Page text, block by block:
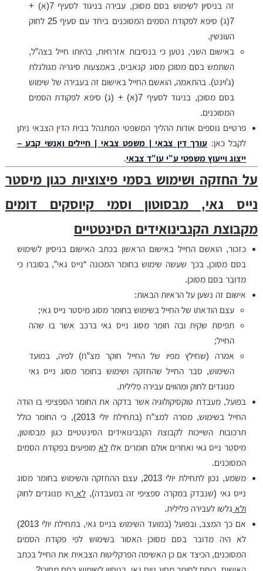
זה בניסיון לשימוש בסם מסוכן, עבירה בניגוד לסעיף 7(א) +
7(ג) סיפא לפקודת הסמים המסוכנים ביחד עם סעיף 25 לחוק
העונשין.
באישום השני, נטען כי בנסיבות אזרחיות, בהיותו חייל בצה”ל,
השתמש בסם מסוכן מסוג קנאביס, באמצעות סיגריה מגולגלת
(ג’וינט). בהתאמה, הואשם החייל באישום זה בעבירה של שימוש
בסם מסוכן, בניגוד לסעיף 7(א) + (ג) סיפא לפקודת הסמים
המסוכנים.
פרטיים נוספים אודות ההליך המשפטי המתנהל בבית הדין הצבאי ניתן
לקבל כאן: עורך דין צבאי | משפט צבאי | חיילים ואנשי קבע –
ייצוג וייעוץ משפטי ע”י עו”ד צבאי.
על החזקה ושימוש בסמי פיצוציות כגון מיסטר
נייס גאי, מבסוטון וסמי קיוסקים דומים
מקבוצת הקנבינואידים הסינטטיים
כזכור, הואשם החייל באישום הראשון בכתב האישום בניסיון לשימוש
בסם מסוכן, בכך שעשה שימוש בחומר המכונה “נייס גאי”, בסוברו כי
מדובר בסם מסוכן.
אישום זה נשען על הראיות הבאות:
עצם הודאתו של החייל בשימוש בחומר מסוג מיסטר נייס גאי;
תפיסת שקית ובה חומר מסוג נייס גאי ברכב אשר בו שהה
החייל;
אמרה (שחילץ מפיו של החייל חוקר מצ”ח) לפיה, במועד
השימוש, סבר החייל שהחזקה ושימוש בחומר מסוג נייס גאי
מנוגדים לחוק ומהווים עבירה פלילית.
בפועל, מעבדת טוקסיקולוגיה אשר בדקה את החומר הספציפי בו הודה
החייל בשימוש, מסרה למצ”ח (בתחילת יולי 2013), כי החומר כולל
תרכובות השייכות לקבוצת הקנבינואידים הסינטטיים כגון מבסוטון,
מיסטר נייס גאי ואחרים אולם חומרים אלולא מופיעים בפקודת הסמים
המסוכנים.
משמע, נכון לתחילת יולי 2013, עצם ההחזקה והשימוש בחומר מסוג
נייס גאי (שנבדק במקרה ספציפי זה במעבדה), לאהיו מנוגדים לחוק
ולא גלשו לעבירה פלילית.
אם כך המצב, ובפועל (במועד השימוש בנייס גאי, בתחילת יולי 2013)
לא היה מדובר בסם מסוכן האסור בשימוש לפי פקודת הסמים
המסוכנים, הכיצד אם כן האשימה הפרקליטות הצבאית את החייל בכתב